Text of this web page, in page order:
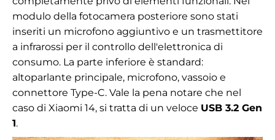
modulo della fotocamera posteriore sono stati
inseriti un microfono aggiuntivo e un trasmettitore
a infrarossi per il controllo dell'elettronica di
consumo. La parte inferiore è standard:
altoparlante principale, microfono, vassoio e
connettore Type-C. Vale la pena notare che nel
caso di Xiaomi 14, si tratta di un veloce USB 3.2 Gen
1.